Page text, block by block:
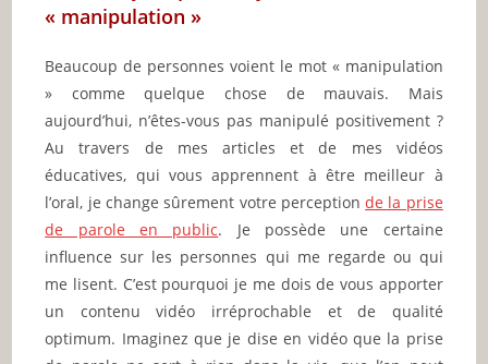
« manipulation »
Beaucoup de personnes voient le mot « manipulation
» comme quelque chose de mauvais. Mais
aujourd’hui, n’êtes-vous pas manipulé positivement ?
Au travers de mes articles et de mes vidéos
éducatives, qui vous apprennent à être meilleur à
l’oral, je change sûrement votre perceptionde la prise
de parole en public. Je possède une certaine
influence sur les personnes qui me regarde ou qui
me lisent. C’est pourquoi je me dois de vous apporter
un contenu vidéo irréprochable et de qualité
optimum. Imaginez que je dise en vidéo que la prise